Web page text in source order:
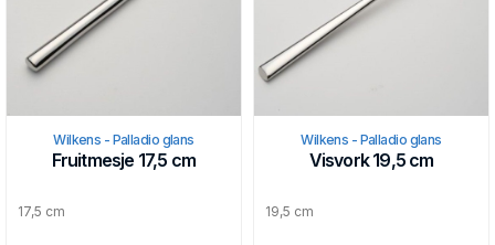
Wilkens - Palladio glans
Fruitmesje 17,5 cm
17,5 cm
Wilkens - Palladio glans
Visvork 19,5 cm
19,5 cm